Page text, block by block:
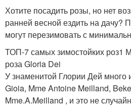
Хотите посадить розы, но нет
ранней весной ездить на дачу?
могут перезимовать с
ТОП-7 самых зимостойких роз1
роза Gloria Dei
У знаменитой Глории Дей много
Gioia, Mme Antoine Meilland,
Mme.A.Meilland , и это не